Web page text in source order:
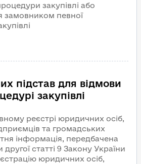
закупівлі або
замовником певної
підстав для відмови
закупівлі
реєстрі юридичних осіб,
та громадських
інформація, передбачена
статті 9 Закону України
юридичних осіб,